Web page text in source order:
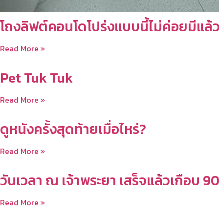
โถงลิฟต์คอนโดโปร่งแบบนี้ไม่ค่อยมีแล้
Read More »
Pet Tuk Tuk
Read More »
ดูหนังครั้งสุดท้ายเมื่อไหร่?
Read More »
วันเวลา ณ เจ้าพระยา เสร็จแล้วเกือบ
Read More »